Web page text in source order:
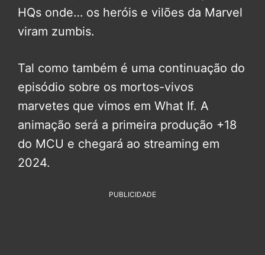
HQs onde… os heróis e vilões da Marvel
viram zumbis.
Tal como também é uma continuação do
episódio sobre os mortos-vivos
marvetes que vimos em What If. A
animação será a primeira produção +18
do MCU e chegará ao streaming em
2024.
PUBLICIDADE